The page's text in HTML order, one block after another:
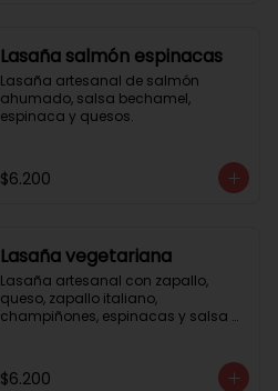
Lasaña salmón espinacas
Lasaña artesanal de salmón
ahumado, salsa bechamel,
espinaca y quesos.
$6.200
Lasaña vegetariana
Lasaña artesanal con zapallo,
queso, zapallo italiano,
champiñones, espinacas y salsa
$6.200